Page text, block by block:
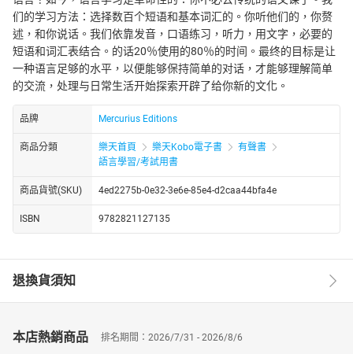
们的学习方法：选择数百个短语和基本词汇的。你听他们的，你赘
述，和你说话。我们依靠发音，口语练习，听力，用文字，必要的
短语和词汇表结合。的话20％使用的80％的时间。最终的目标是让
一种语言足够的水平，以便能够保持简单的对话，才能够理解简单
的交流，处理与日常生活开始探索开辟了给你新的文化。
品牌 Mercurius Editions
商品分類 樂天首頁 樂天Kobo電子書
有聲書
語言學習/考試用書
商品貨號(SKU) 4ed2275b-0e32-3e6e-85e4-d2caa44bfa4e
ISBN 9782821127135
退換貨須知
本店熱銷商品 排名期間：2026/7/31 - 2026/8/6